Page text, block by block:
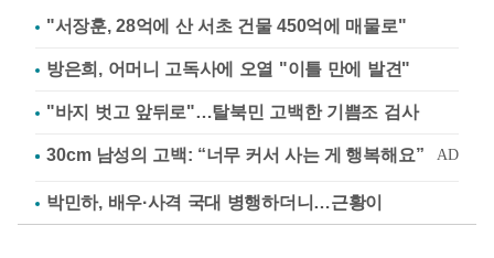
"서장훈, 28억에 산 서초 건물 450억에 매물로"
방은희, 어머니 고독사에 오열 "이틀 만에 발견"
"바지 벗고 앞뒤로"…탈북민 고백한 기쁨조 검사
박민하, 배우·사격 국대 병행하더니…근황이